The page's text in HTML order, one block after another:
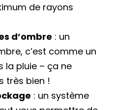
de rayons
d’ombre : un
c’est comme un
la pluie – ça ne
très bien !
: un système